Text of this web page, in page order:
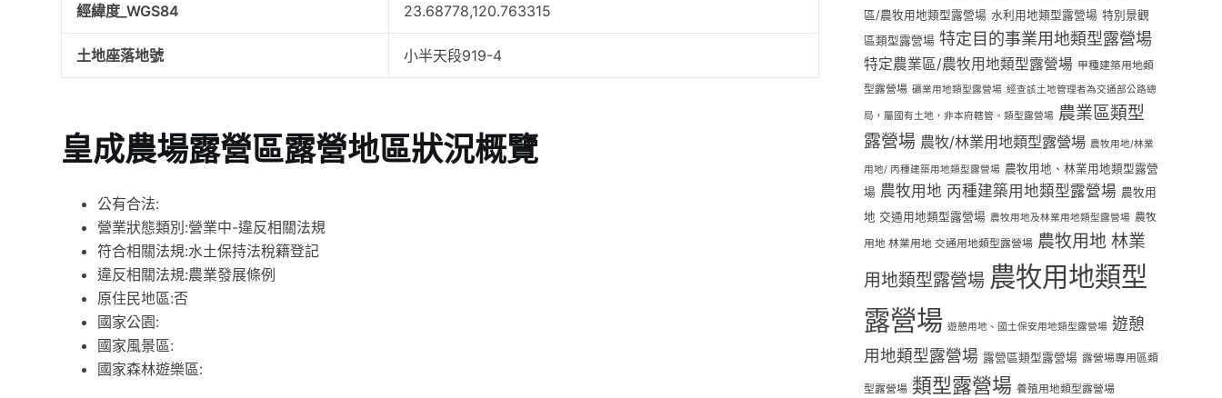
經緯度_WGS84 23.68778,120.763315
土地座落地號 小半天段919-4
皇成農場露營區露營地區狀況概覽
公有合法:
營業狀態類別:營業中-違反相關法規
符合相關法規:水土保持法稅籍登記
違反相關法規:農業發展條例
原住民地區:否
國家公園:
國家風景區:
國家森林遊樂區:
區/農牧用地類型露營場 水利用地類型露營場 特別景觀
區類型露營場 特定目的事業用地類型露營場
特定農業區/農牧用地類型露營場 甲種建築用地類
型露營場 礦業用地類型露營場 經查該土地管理者為交通部公路總
局，屬國有土地，非本府轄管。類型露營場 農業區類型
露營場 農牧/林業用地類型露營場 農牧用地/林業
用地/ 丙種建築用地類型露營場 農牧用地、林業用地類型露營
場 農牧用地 丙種建築用地類型露營場 農牧用
地 交通用地類型露營場 農牧用地及林業用地類型露營場 農牧
用地 林業用地 交通用地類型露營場 農牧用地 林業
用地類型露營場 農牧用地類型
露營場 遊憩用地、國土保安用地類型露營場 遊憩
用地類型露營場 露營區類型露營場 露營場專用區類
型露營場 類型露營場 養殖用地類型露營場